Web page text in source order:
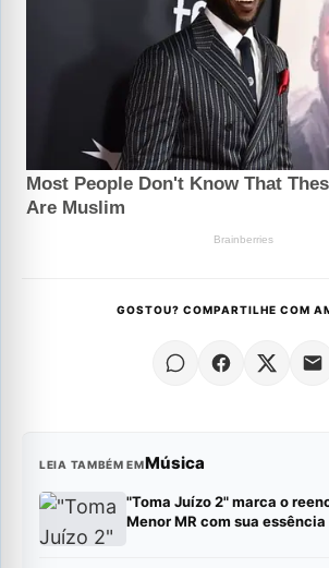
GOSTOU? COMPARTILHE COM
LEIA TAMBÉM EMMúsica
"Toma Juízo 2" marca o
Menor MR com sua essência